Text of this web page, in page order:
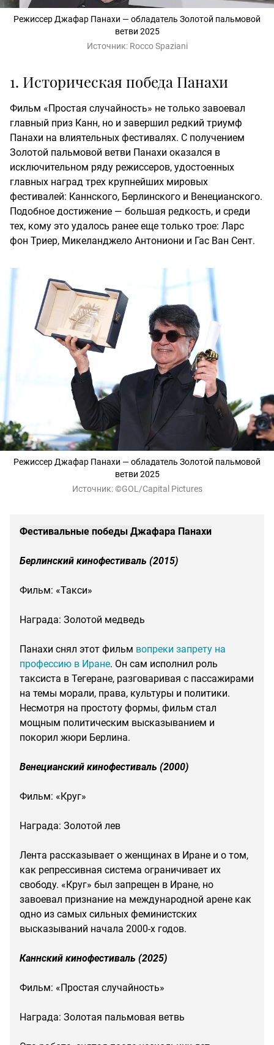
Режиссер Джафар Панахи — обладатель Золотой пальмовой
ветви 2025
Источник: Rocco Spaziani
1. Историческая победа Панахи
Фильм «Простая случайность» не только завоевал
главный приз Канн, но и завершил редкий триумф
Панахи на влиятельных фестивалях. С получением
Золотой пальмовой ветви Панахи оказался в
исключительном ряду режиссеров, удостоенных
главных наград трех крупнейших мировых
фестивалей: Каннского, Берлинского и Венецианского.
Подобное достижение — большая редкость, и среди
тех, кому это удалось ранее еще только трое: Ларс
фон Триер, Микеланджело Антониони и Гас Ван Сент.
Режиссер Джафар Панахи — обладатель Золотой пальмовой
ветви 2025
Источник:©GOL/Capital Pictures
Фестивальные победы Джафара Панахи
Берлинский кинофестиваль (2015)
Фильм: «Такси»
Награда: Золотой медведь
Панахи снял этот фильм вопреки запрету на
профессию в Иране. Он сам исполнил роль
таксиста в Тегеране, разговаривая с пассажирами
на темы морали, права, культуры и политики.
Несмотря на простоту формы, фильм стал
мощным политическим высказыванием и
покорил жюри Берлина.
Венецианский кинофестиваль (2000)
Фильм: «Круг»
Награда: Золотой лев
Лента рассказывает о женщинах в Иране и о том,
как репрессивная система ограничивает их
свободу. «Круг» был запрещен в Иране, но
завоевал признание на международной арене как
одно из самых сильных феминистских
высказываний начала 2000-х годов.
Каннский кинофестиваль (2025)
Фильм: «Простая случайность»
Награда: Золотая пальмовая ветвь